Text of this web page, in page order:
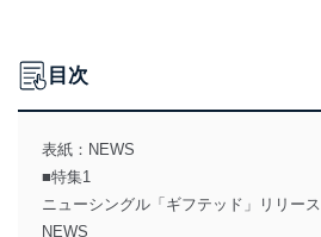
目次
表紙：NEWS
■特集1
ニューシングル「ギフテッド」リリース
NEWS